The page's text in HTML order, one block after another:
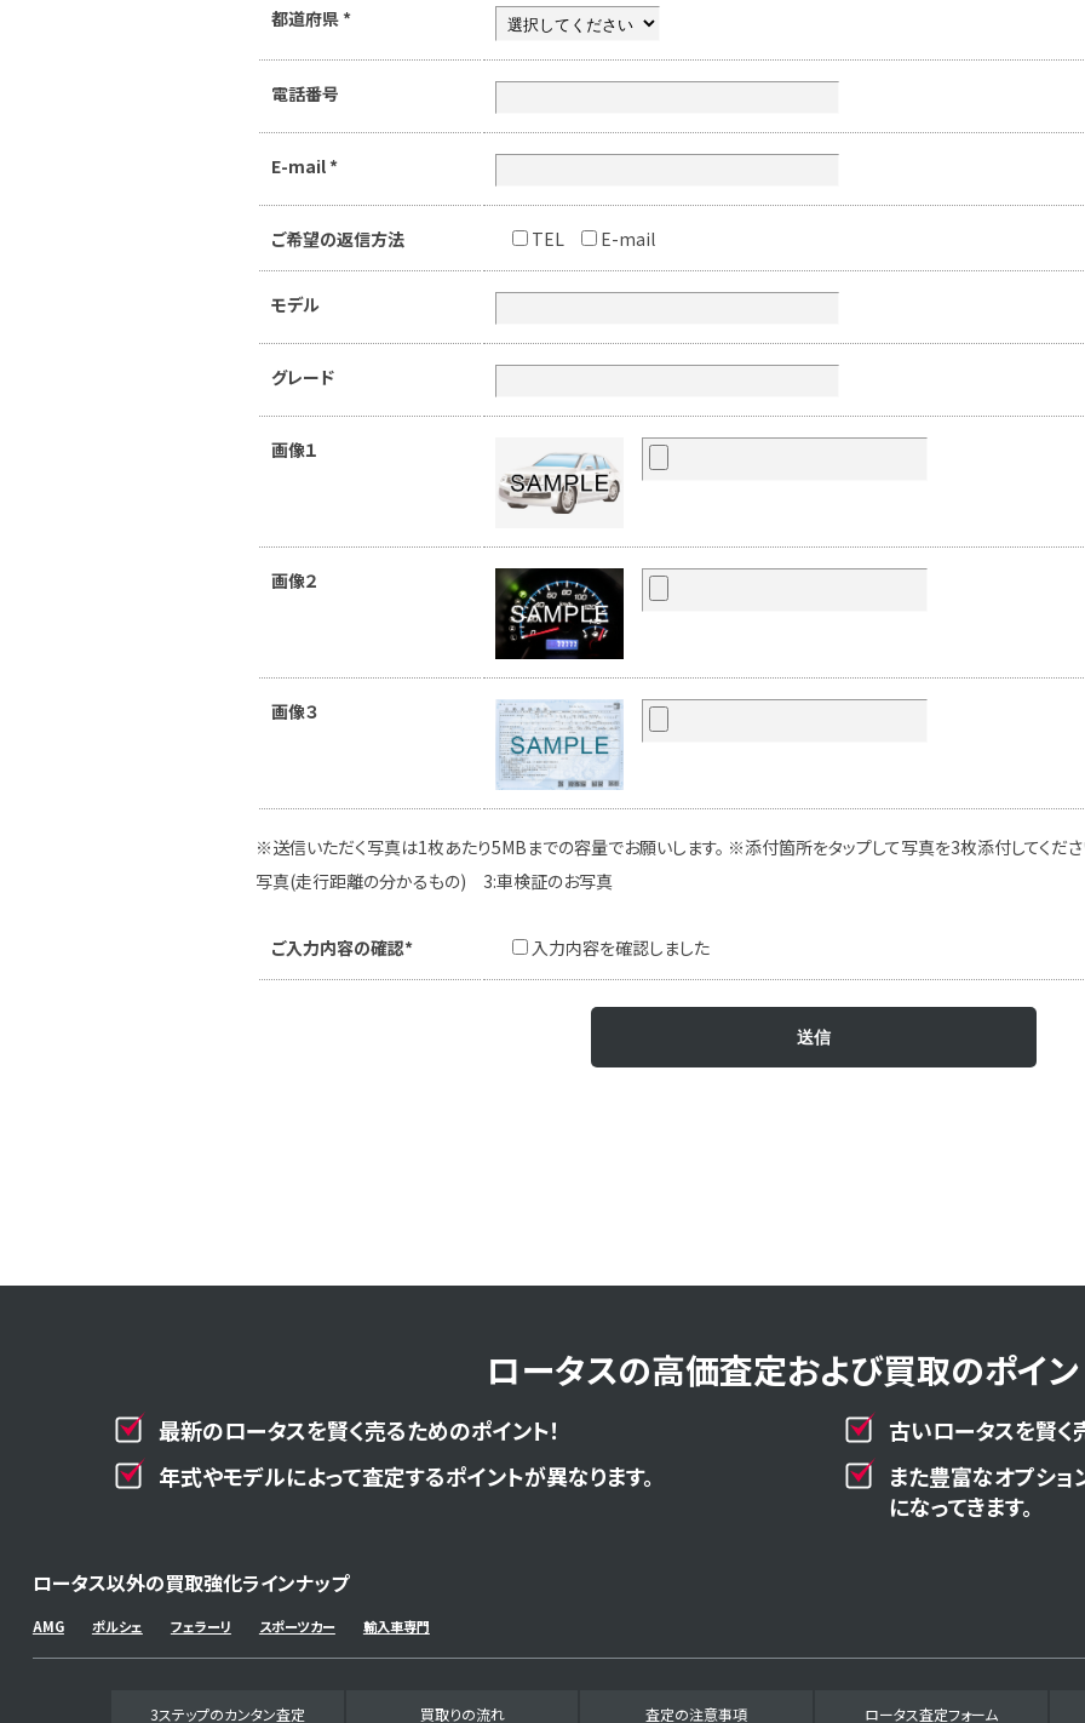
都道府県 *
電話番号
E-mail *
ご希望の返信方法 TEL E-mail
モデル
グレード
画像１
画像２
画像３
※送信いただく写真は1枚あたり5MBまでの容量でお願いします。 ※添付箇所をタップして写真を3枚添付してくだ
写真(走行距離の分かるもの) 3:車検証のお写真
ご入力内容の確認* 入力内容を確認しました
ロータスの高価査定および買取のポイン
最新のロータスを賢く売るためのポイント！
古いロータスを賢く
年式やモデルによって査定するポイントが異なります。
また豊富なオプシ
になってきます。
ロータス以外の買取強化ラインナップ
AMG ポルシェ フェラーリ スポーツカー 輸入車専門
3ステップのカンタン査定 買取りの流れ 査定の注意事項 ロータス査定フォーム